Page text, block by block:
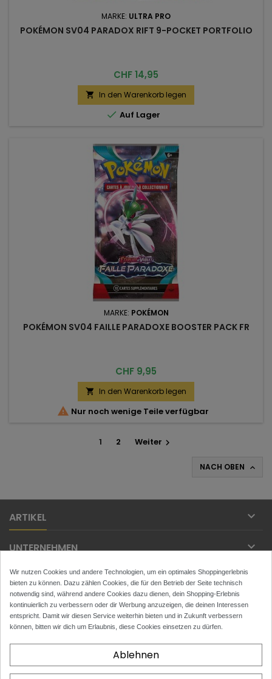
MARKE: ULTRA PRO
POKÉMON SV04 PARADOX RIFT 9-POCKET PORTFOLIO
Preis
CHF 14,95
 In den Warenkorb legen
 Auf Lager
MARKE: POKÉMON
POKÉMON SV04 FAILLE PARADOXE BOOSTER PACK FR
Preis
CHF 9,95
 In den Warenkorb legen
 Nur noch wenige Teile verfügbar
1 2 Weiter 
NACH OBEN 
ARTIKEL 
UNTERNEHMEN 
IHR KONTO 
KONTAKT 
NEWSLETTER
Wir nutzen Cookies und andere Technologien, um ein optimales Shoppingerlebnis
bieten zu können. Dazu zählen Cookies, die für den Betrieb der Seite technisch
notwendig sind, während andere Cookies dazu dienen, dein Shopping-Erlebnis
kontinuierlich zu verbessern oder dir Werbung anzuzeigen, die deinen Interessen
entspricht. Damit wir diesen Service weiterhin bieten und in Zukunft verbessern
können, bitten wir dich um Erlaubnis, diese Cookies einsetzen zu dürfen.
Ablehnen